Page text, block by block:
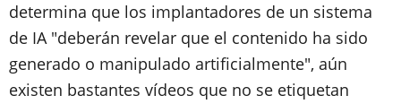
determina que los implantadores de un sistema
de IA "deberán revelar que el contenido ha sido
generado o manipulado artificialmente", aún
existen bastantes vídeos que no se etiquetan